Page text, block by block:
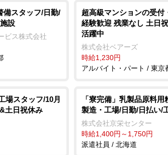
備スタッフ/日勤/
設
ビス株式会社
超高級マンションの受付
経験歓迎 残業なし 土日
活躍中
株式会社ベアーズ
時給1,230円
アルバイト・パート / 東京
場スタッフ/10月
土日祝休み
「寮完備」乳製品原料
製造・工場/日勤/日払い/
株式会社京栄センター
時給1,400円～1,750円
派遣社員 / 北海道